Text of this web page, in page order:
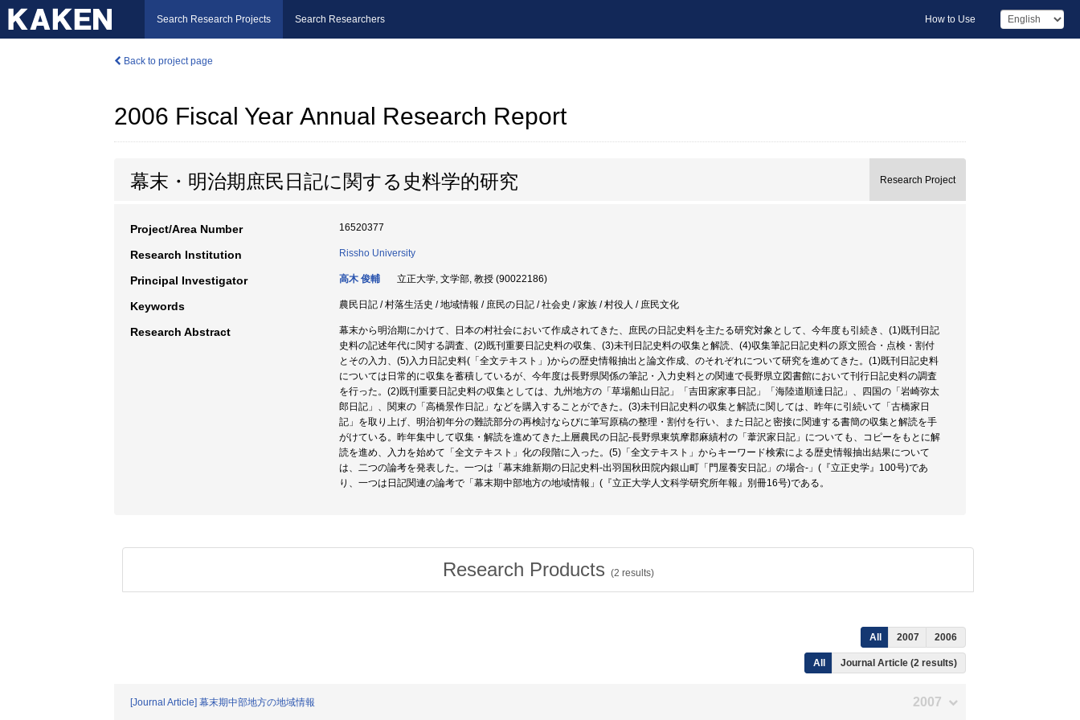
Search Research Projects Search Researchers How to Use
Back to project page
2006 Fiscal Year Annual Research Report
幕末・明治期庶民日記に関する史料学的研究 Research Project
Project/Area Number 16520377
Research Institution Rissho University
Principal Investigator 高木 俊輔 立正大学, 文学部, 教授 (90022186)
Keywords 農民日記 / 村落生活史 / 地域情報 / 庶民の日記 / 社会史 / 家族 / 村役人 / 庶民文化
Research Abstract
幕末から明治期にかけて、日本の村社会において作成されてきた、庶民の日記史料を主たる研究対象として、今年度も引続き、(1)既刊日記
史料の記述年代に関する調査、(2)既刊重要日記史料の収集、(3)未刊日記史料の収集と解読、(4)収集筆記日記史料の原文照合・点検・割付
とその入力、(5)入力日記史料(「全文テキスト」)からの歴史情報抽出と論文作成、のそれぞれについて研究を進めてきた。(1)既刊日記史料
については日常的に収集を蓄積しているが、今年度は長野県関係の筆記・入力史料との関連で長野県立図書館において刊行日記史料の調査
を行った。(2)既刊重要日記史料の収集としては、九州地方の「草場船山日記」「吉田家家事日記」「海陸道順達日記」、四国の「岩崎弥太
郎日記」、関東の「高橋景作日記」などを購入することができた。(3)未刊日記史料の収集と解読に関しては、昨年に引続いて「古橋家日
記」を取り上げ、明治初年分の難読部分の再検討ならびに筆写原稿の整理・割付を行い、また日記と密接に関連する書簡の収集と解読を手
がけている。昨年集中して収集・解読を進めてきた上層農民の日記-長野県東筑摩郡麻績村の「葦沢家日記」についても、コピーをもとに解
読を進め、入力を始めて「全文テキスト」化の段階に入った。(5)「全文テキスト」からキーワード検索による歴史情報抽出結果について
は、二つの論考を発表した。一つは「幕末維新期の日記史料-出羽国秋田院内銀山町「門屋養安日記」の場合-」(『立正史学』100号)であ
り、一つは日記関連の論考で「幕末期中部地方の地域情報」(『立正大学人文科学研究所年報』別冊16号)である。
Research Products (2 results)
All 2007 2006
All Journal Article (2 results)
[Journal Article] 幕末期中部地方の地域情報 2007